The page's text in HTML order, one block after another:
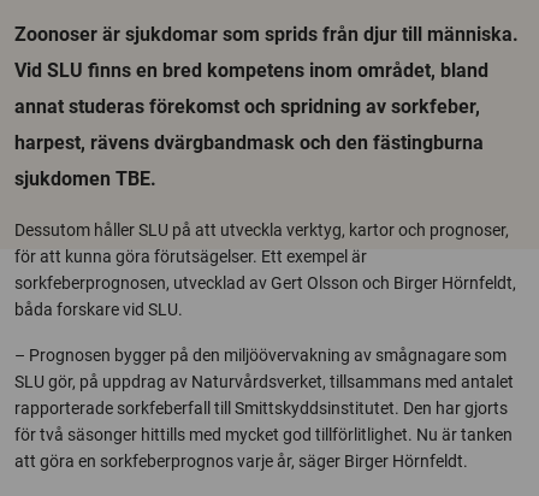
Zoonoser är sjukdomar som sprids från djur till människa.
Vid SLU finns en bred kompetens inom området, bland
annat studeras förekomst och spridning av sorkfeber,
harpest, rävens dvärgbandmask och den fästingburna
sjukdomen TBE.
Dessutom håller SLU på att utveckla verktyg, kartor och prognoser,
för att kunna göra förutsägelser. Ett exempel är
sorkfeberprognosen, utvecklad av Gert Olsson och Birger Hörnfeldt,
båda forskare vid SLU.
– Prognosen bygger på den miljöövervakning av smågnagare som
SLU gör, på uppdrag av Naturvårdsverket, tillsammans med antalet
rapporterade sorkfeberfall till Smittskyddsinstitutet. Den har gjorts
för två säsonger hittills med mycket god tillförlitlighet. Nu är tanken
att göra en sorkfeberprognos varje år, säger Birger Hörnfeldt.